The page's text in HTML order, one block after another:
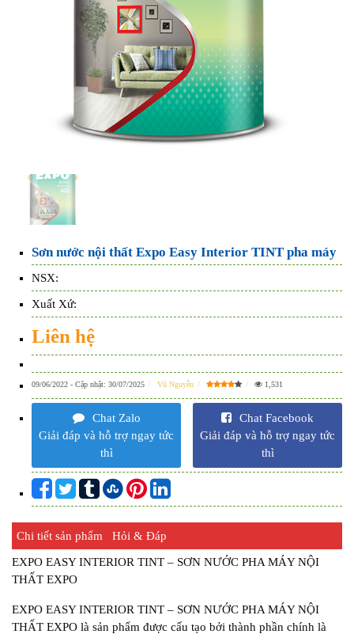
Sơn nước nội thất Expo Easy Interior TINT pha máy
NSX:
Xuất Xứ:
Liên hệ
09/06/2022 - Cập nhật: 30/07/2025 Vũ Nguyễn 1,531
Chat Zalo
Giải đáp và hỗ trợ ngay tức
thì
Chat Facebook
Giải đáp và hỗ trợ ngay tức
thì
Chi tiết sản phẩm Hỏi & Đáp
EXPO EASY INTERIOR TINT – SƠN NƯỚC PHA MÁY NỘI
THẤT EXPO
EXPO EASY INTERIOR TINT – SƠN NƯỚC PHA MÁY NỘI
THẤT EXPO là sản phẩm được cấu tạo bởi thành phần chính là